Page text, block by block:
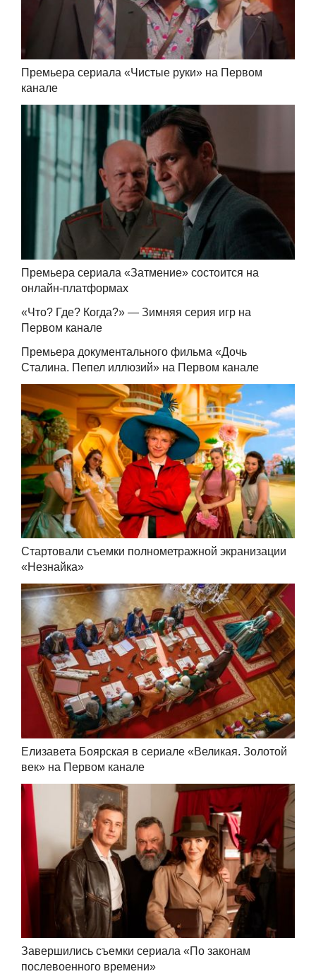
Премьера сериала «Чистые руки» на Первом
канале
Премьера сериала «Затмение» состоится на
онлайн-платформах
«Что? Где? Когда?» — Зимняя серия игр на
Первом канале
Премьера документального фильма «Дочь
Сталина. Пепел иллюзий» на Первом канале
Стартовали съемки полнометражной экранизации
«Незнайка»
Елизавета Боярская в сериале «Великая. Золотой
век» на Первом канале
Завершились съемки сериала «По законам
послевоенного времени»